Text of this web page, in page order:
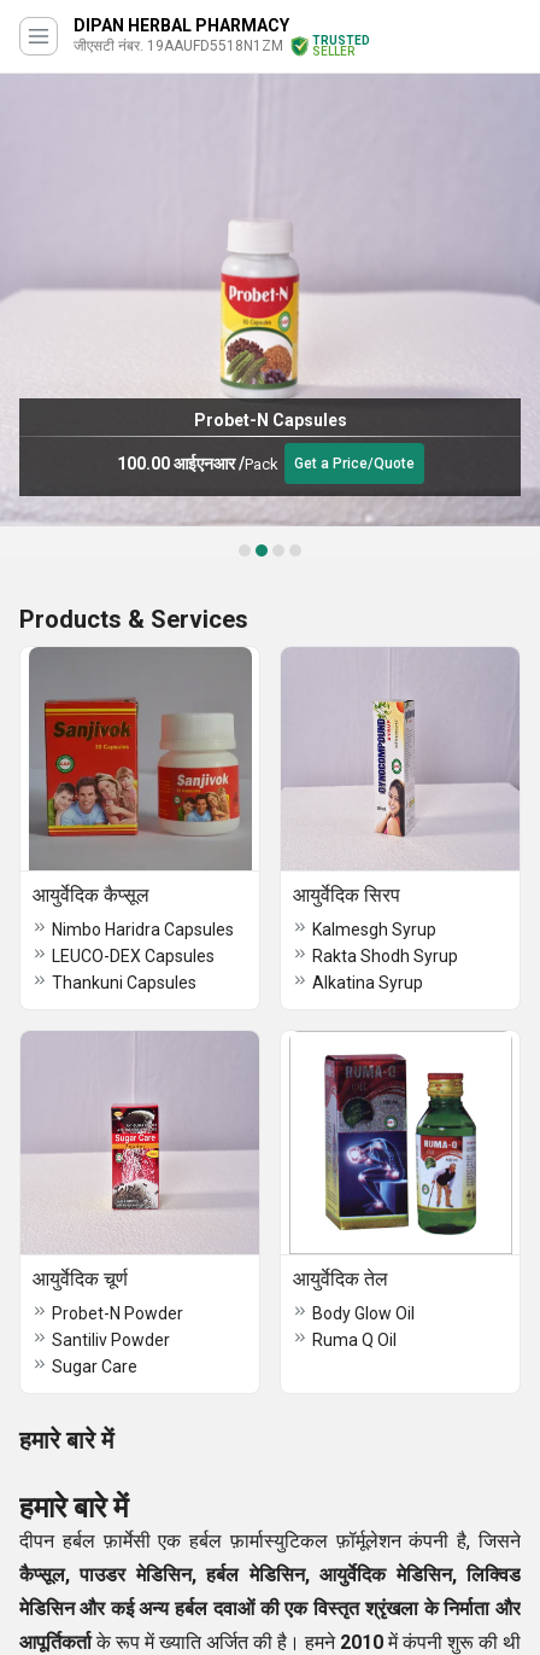
DIPAN HERBAL PHARMACY
जीएसटी नंबर. 19AAUFD5518N1ZM
TRUSTED
SELLER
Probet-N Capsules
100.00 आईएनआर/Pack Get a Price/Quote
Products & Services
आयुर्वेदिक कैप्सूल
Nimbo Haridra Capsules
LEUCO-DEX Capsules
Thankuni Capsules
आयुर्वेदिक सिरप
Kalmesgh Syrup
Rakta Shodh Syrup
Alkatina Syrup
आयुर्वेदिक चूर्ण
Probet-N Powder
Santiliv Powder
Sugar Care
आयुर्वेदिक तेल
Body Glow Oil
Ruma Q Oil
हमारे बारे में
हमारे बारे में
दीपन हर्बल फ़ार्मेसी एक हर्बल फ़ार्मास्युटिकल फ़ॉर्मूलेशन कंपनी है, जिसने
कैप्सूल, पाउडर मेडिसिन, हर्बल मेडिसिन, आयुर्वेदिक मेडिसिन, लिक्विड
मेडिसिन और कई अन्य हर्बल दवाओं की एक विस्तृत श्रृंखला के निर्माता और
आपूर्तिकर्ताके रूप में ख्याति अर्जित की है। हमने 2010में कंपनी शुरू की थी